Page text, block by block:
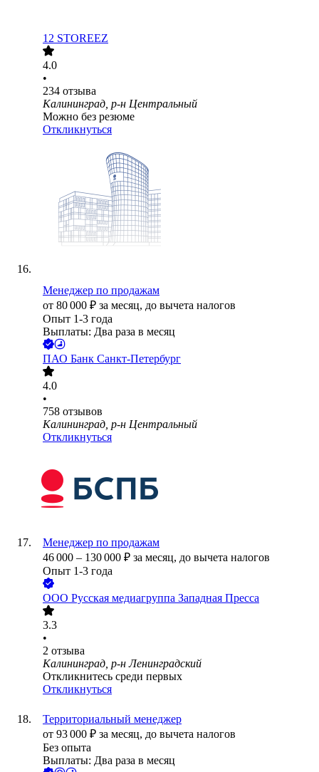
12 STOREEZ
4.0
•
234 отзыва
Калининград, р-н Центральный
Можно без резюме
Откликнуться
Менеджер по продажам
от 80 000 ₽ за месяц, до вычета налогов
Опыт 1-3 года
Выплаты: Два раза в месяц
ПАО Банк Санкт-Петербург
4.0
•
758 отзывов
Калининград, р-н Центральный
Откликнуться
Менеджер по продажам
46 000 – 130 000 ₽ за месяц, до вычета налогов
Опыт 1-3 года
ООО Русская медиагруппа Западная Пресса
3.3
•
2 отзыва
Калининград, р-н Ленинградский
Откликнитесь среди первых
Откликнуться
Территориальный менеджер
от 93 000 ₽ за месяц, до вычета налогов
Без опыта
Выплаты: Два раза в месяц